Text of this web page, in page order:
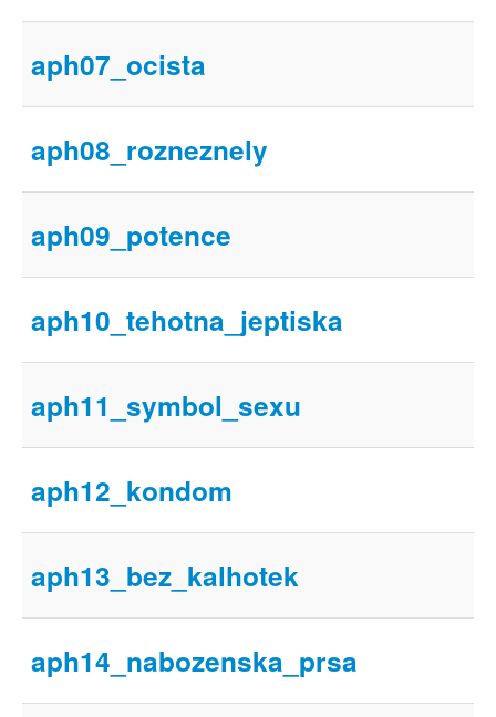
aph07_ocista
aph08_rozneznely
aph09_potence
aph10_tehotna_jeptiska
aph11_symbol_sexu
aph12_kondom
aph13_bez_kalhotek
aph14_nabozenska_prsa